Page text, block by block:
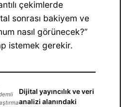
çekimlerde
sonrası bakiyem ve
nasıl görünecek?”
istemek gerekir.
Dijital yayıncılık ve veri
analizi alanındaki